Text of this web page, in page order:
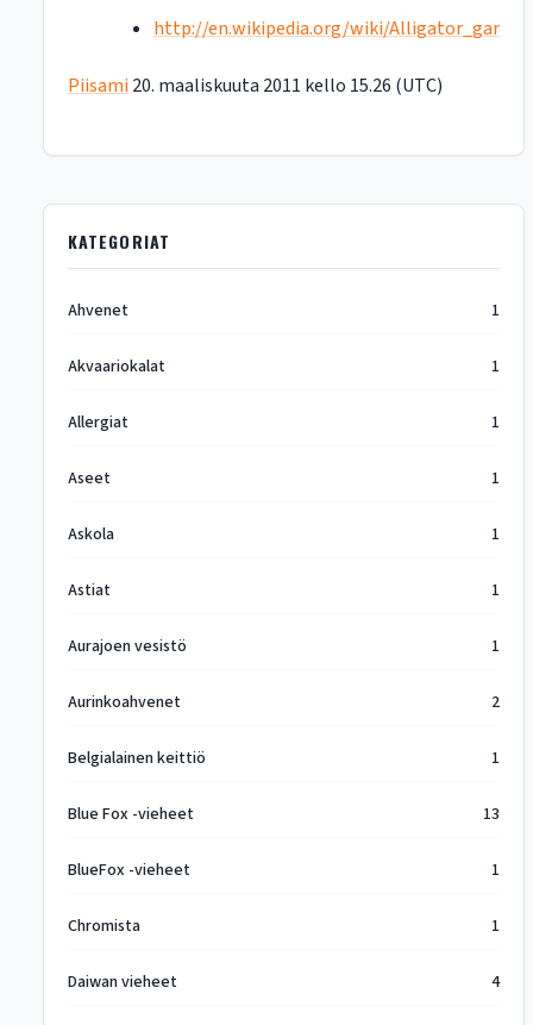
http://en.wikipedia.org/wiki/Alligator_gar
Piisami 20. maaliskuuta 2011 kello 15.26 (UTC)
KATEGORIAT
Ahvenet 1
Akvaariokalat 1
Allergiat 1
Aseet 1
Askola 1
Astiat 1
Aurajoen vesistö 1
Aurinkoahvenet 2
Belgialainen keittiö 1
Blue Fox -vieheet 13
BlueFox -vieheet 1
Chromista 1
Daiwan vieheet 4